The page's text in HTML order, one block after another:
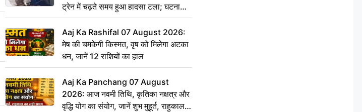
ट्रेन में चढ़ते समय हुआ हादसा टला; घटना
CCTV में कैद
Aaj Ka Rashifal 07 August 2026:
मेष की चमकेगी किस्मत, वृष को मिलेगा अटका
धन, जानें 12 राशियों का हाल
Aaj Ka Panchang 07 August
2026: आज नवमी तिथि, कृतिका नक्षत्र और
वृद्धि योग का संयोग, जानें शुभ मुहूर्त, राहुकाल